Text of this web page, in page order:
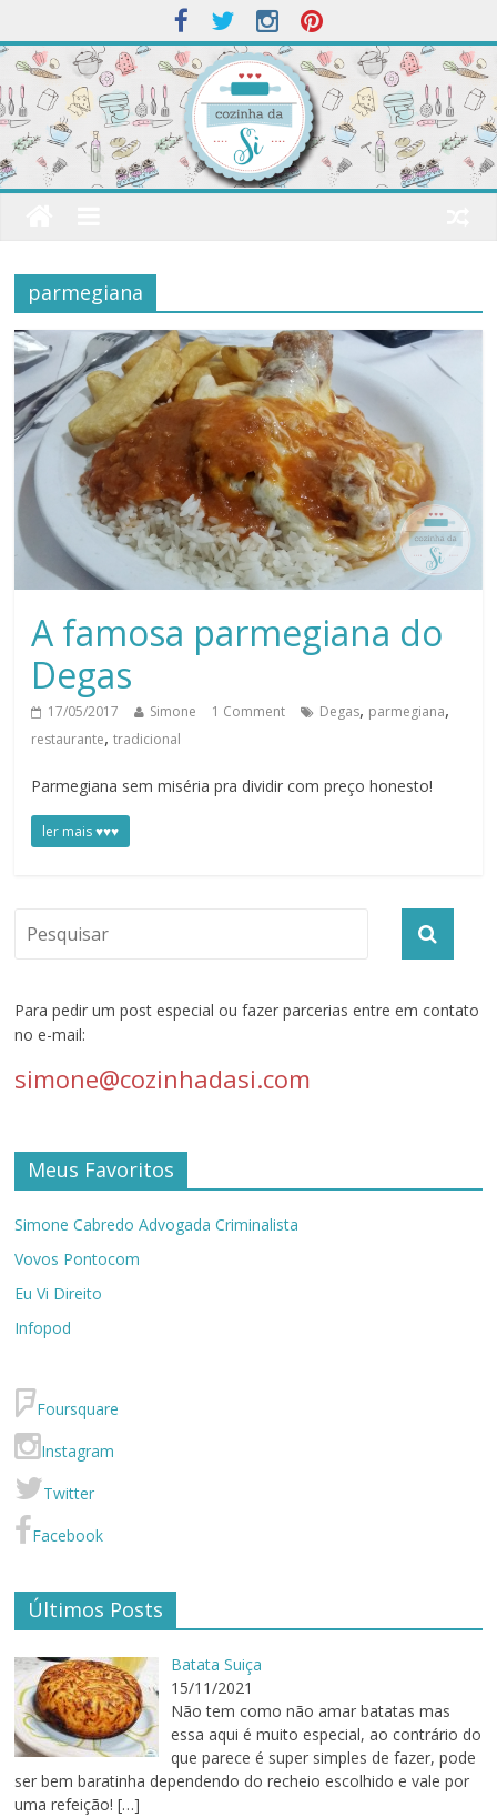
parmegiana
A famosa parmegiana do
Degas
17/05/2017 Simone 1 Comment Degas, parmegiana,
restaurante,tradicional
Parmegiana sem miséria pra dividir com preço honesto!
ler mais ♥♥♥
Para pedir um post especial ou fazer parcerias entre em contato
no e-mail:
simone@cozinhadasi.com
Meus Favoritos
Simone Cabredo Advogada Criminalista
Vovos Pontocom
Eu Vi Direito
Infopod
Foursquare
Instagram
Twitter
Facebook
Últimos Posts
Batata Suiça
15/11/2021
Não tem como não amar batatas mas
essa aqui é muito especial, ao contrário do
que parece é super simples de fazer, pode
ser bem baratinha dependendo do recheio escolhido e vale por
uma refeição! […]